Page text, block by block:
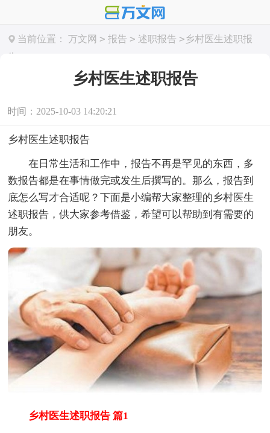
当前位置： 万文网 > 报告 > 述职报告 >乡村医生述职报
告
乡村医生述职报告
时间：2025-10-03 14:20:21
乡村医生述职报告
在日常生活和工作中，报告不再是罕见的东西，多
数报告都是在事情做完或发生后撰写的。那么，报告到
底怎么写才合适呢？下面是小编帮大家整理的乡村医生
述职报告，供大家参考借鉴，希望可以帮助到有需要的
朋友。
乡村医生述职报告 篇1